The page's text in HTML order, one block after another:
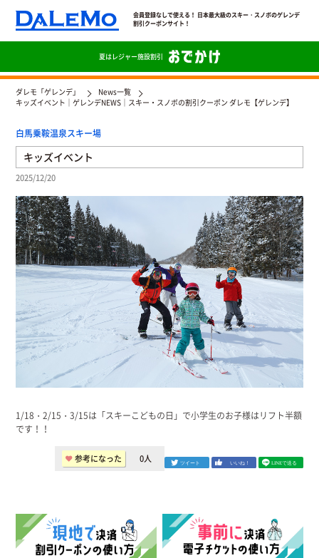
会員登録なしで使える！ 日本最大級のスキー・スノボのゲレンデ
割引クーポンサイト！
夏はレジャー施設割引
ダレモ「ゲレンデ」
News一覧
キッズイベント｜ゲレンデNEWS｜スキー・スノボの割引クーポン ダレモ【ゲレンデ】
白馬乗鞍温泉スキー場
キッズイベント
2025/12/20
1/18・2/15・3/15は「スキーこどもの日」で小学生のお子様はリフト半額
です！！
参考になった 0人